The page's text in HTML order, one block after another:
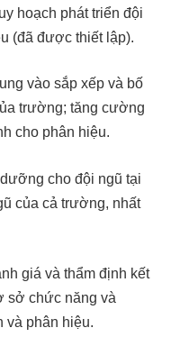
hoạch phát triển đội
(đã được thiết lập).
vào sắp xếp và bố
trường; tăng cường
cho phân hiệu.
cho đội ngũ tại
của cả trường, nhất
giá và thẩm định kết
sở chức năng và
và phân hiệu.